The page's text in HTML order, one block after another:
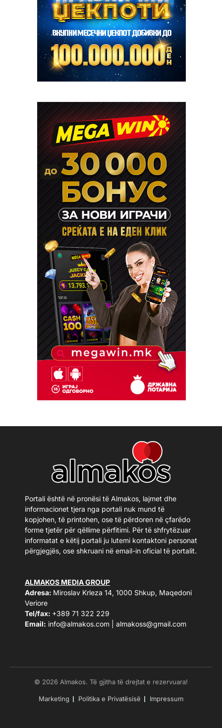
Portali është në pronësi të Almakos, lajmet dhe
informacionet tjera nga portali nuk mund të
kopjohen, të printohen, ose të përdoren në çfarëdo
forme tjetër për qëllime përfitimi. Për të shfrytëzuar
informatat e këtij portali ju lutemi kontaktoni personat
përgjegjës, ose shkruani në email-in oficial të portalit.
ALMAKOS MEDIA GROUP
Adresa: Miroslav Krleza 14, 1000 Shkup, Maqedoni
Veriore
Tel/fax: +389 71 322 229
Email: info@almakos.com almakoss@gmail.com
© 2026 Almakos. Të gjitha të drejtat e rezervuara!
Marketing Politika e Privatësisë Impressum